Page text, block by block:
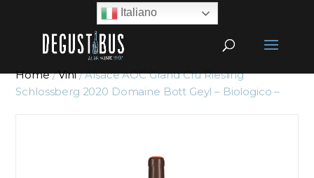
Home/Vini/ Alsace AOC Grand Cru Riesling
Schlossberg 2020 Domaine Bott Geyl – Biologico –
Italiano